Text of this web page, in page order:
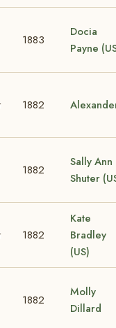
1883
Docia
Payne
1882
1882
Sally Ann
Shuter
1882
Kate
Bradley
(US)
1882
Molly
Dillard